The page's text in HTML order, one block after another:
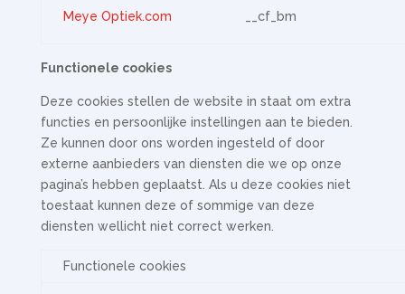
Meye Optiek.com __cf_bm
Functionele cookies
Deze cookies stellen de website in staat om extra
functies en persoonlijke instellingen aan te bieden.
Ze kunnen door ons worden ingesteld of door
externe aanbieders van diensten die we op onze
pagina’s hebben geplaatst. Als u deze cookies niet
toestaat kunnen deze of sommige van deze
diensten wellicht niet correct werken.
Functionele cookies